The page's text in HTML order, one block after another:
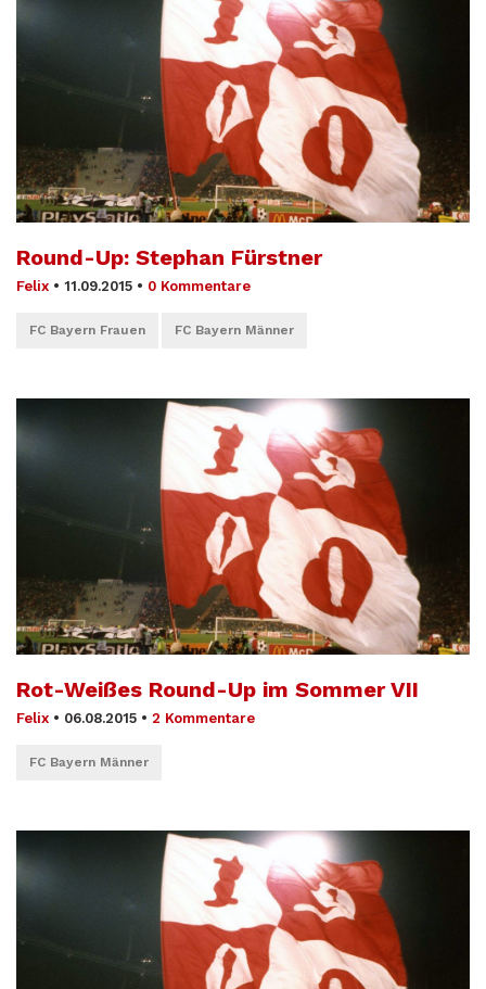
Round-Up: Stephan Fürstner
Felix • 11.09.2015 • 0 Kommentare
FC Bayern Frauen FC Bayern Männer
Rot-Weißes Round-Up im Sommer VII
Felix • 06.08.2015 • 2 Kommentare
FC Bayern Männer